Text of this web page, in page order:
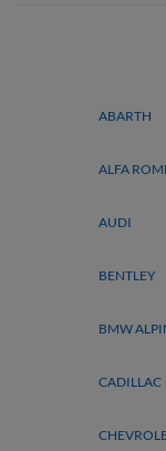
ABARTH
ALFA
AUDI
BENTLEY
BMW
CADILLAC